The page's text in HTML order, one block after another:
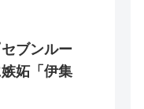
ブンルー
妬「伊集